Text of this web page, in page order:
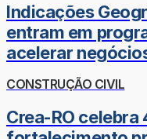
Indicações
entram em
acelerar
CONSTRUÇÃO CIVIL
Crea-RO